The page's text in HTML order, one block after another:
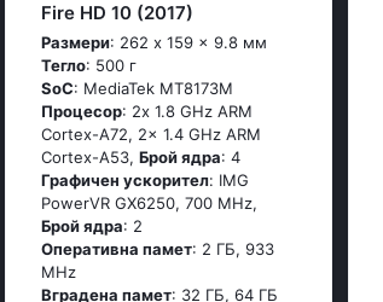
Fire HD 10 (2017)
Размери: 262 x 159 x 9.8 мм
Тегло: 500 г
SoC: MediaTek MT8173M
Процесор: 2x 1.8 GHz ARM
Cortex-A72, 2x 1.4 GHz ARM
Cortex-A53,Брой ядра: 4
Графичен ускорител: IMG
PowerVR GX6250, 700 MHz,
Брой ядра: 2
Оперативна памет: 2 ГБ, 933
MHz
Вградена памет: 32 ГБ, 64 ГБ